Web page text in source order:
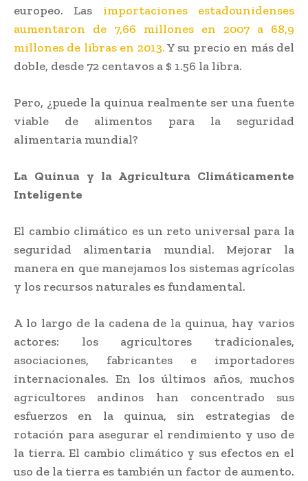
europeo. Las importaciones estadounidenses
aumentaron de 7,66 millones en 2007 a 68,9
millones de libras en 2013.Y su precio en más del
doble, desde 72 centavos a $ 1.56 la libra.
Pero, ¿puede la quinua realmente ser una fuente
viable de alimentos para la seguridad
alimentaria mundial?
La Quinua y la Agricultura Climáticamente
Inteligente
El cambio climático es un reto universal para la
seguridad alimentaria mundial. Mejorar la
manera en que manejamos los sistemas agrícolas
y los recursos naturales es fundamental.
A lo largo de la cadena de la quinua, hay varios
actores: los agricultores tradicionales,
asociaciones, fabricantes e importadores
internacionales. En los últimos años, muchos
agricultores andinos han concentrado sus
esfuerzos en la quinua, sin estrategias de
rotación para asegurar el rendimiento y uso de
la tierra. El cambio climático y sus efectos en el
uso de la tierra es también un factor de aumento.